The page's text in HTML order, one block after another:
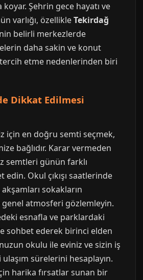
Şehrin gece hayatı ve
varlığı, özellikleTekirdağ
belirli merkezlerde
daha sakin ve konut
tercih etme nedenlerinden biri
Dikkat Edilmesi
için en doğru semti seçmek,
bağlıdır. Karar vermeden
semtleri günün farklı
Okul çıkışı saatlerinde
sokakların
genel atmosferi gözlemleyin.
esnafla ve parklardaki
sohbet ederek birinci elden
okulu ile eviniz ve sizin iş
sürelerini hesaplayın.
harika fırsatlar sunan bir